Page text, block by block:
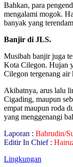
Bahkan, para
mengalami mogok.
banyak yang
Banjir di JLS.
Musibah banjir juga
Kota Cilegon. Hujan
Cilegon tergenang air
Akibatnya, arus lalu
Cigading, maupun
empat maupun roda
yang menggenangi
Laporan : Bahrudin/
Editir In Chief:
Lingkungan